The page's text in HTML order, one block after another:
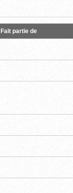
Fait partie de